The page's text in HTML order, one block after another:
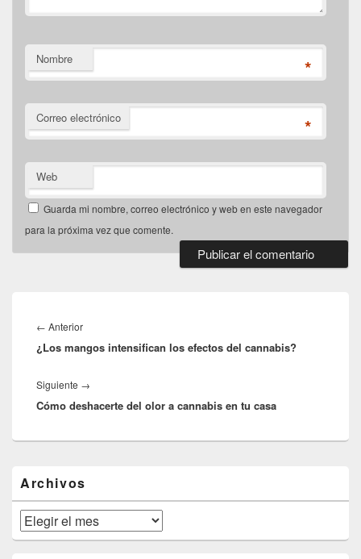
Nombre *
Correo electrónico *
Web
Guarda mi nombre, correo electrónico y web en este navegador
para la próxima vez que comente.
de
entradas
← AnteriorEntrada
anterior:
¿Los mangos intensifican los efectos del cannabis?
Siguiente →
siguiente:
Cómo deshacerte del olor a cannabis en tu casa
área
de
widget
barra
lateral
Archivos
Archivos